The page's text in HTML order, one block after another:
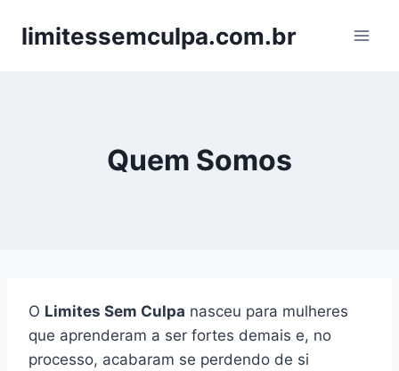
paralimitessemculpa.com.br
Quem Somos
O Limites Sem Culpa nasceu para mulheres
que aprenderam a ser fortes demais e, no
processo, acabaram se perdendo de si